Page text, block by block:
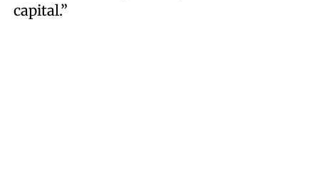
capital.”